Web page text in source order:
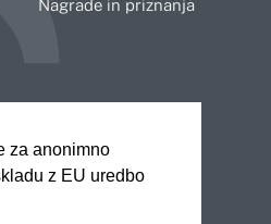
za anonimno
z EU uredbo
Nagrade in priznanja
Novo mesto
Slovenj Gradec